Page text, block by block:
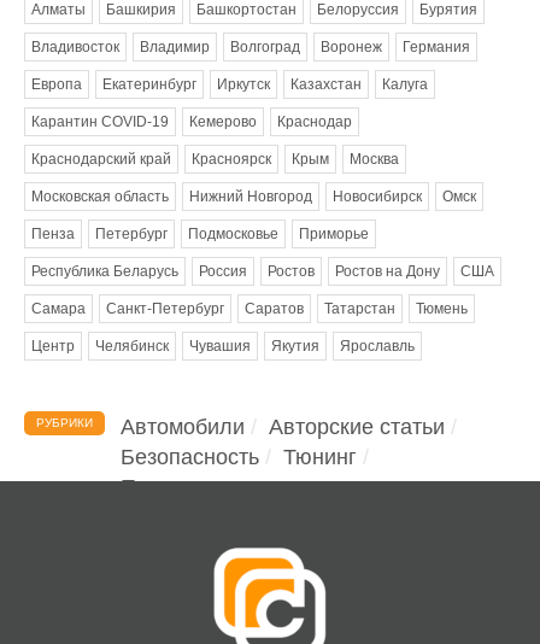
Алматы Башкирия Башкортостан Белоруссия Бурятия
Владивосток Владимир Волгоград Воронеж Германия
Европа Екатеринбург Иркутск Казахстан Калуга
Карантин COVID-19 Кемерово Краснодар
Краснодарский край Красноярск Крым Москва
Московская область Нижний Новгород Новосибирск Омск
Пенза Петербург Подмосковье Приморье
Республика Беларусь Россия Ростов Ростов на Дону США
Самара Санкт-Петербург Саратов Татарстан Тюмень
Центр Челябинск Чувашия Якутия Ярославль
РУБРИКИ Автомобили
Авторские статьи
Безопасность
Тюнинг
Помощь водителю